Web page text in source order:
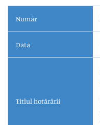
Număr
Data
Titlul hotărârii